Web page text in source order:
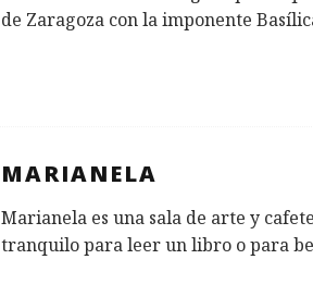
de Zaragoza con la imponente
MARIANELA
Marianela es una sala de arte y
tranquilo para leer un libro o para